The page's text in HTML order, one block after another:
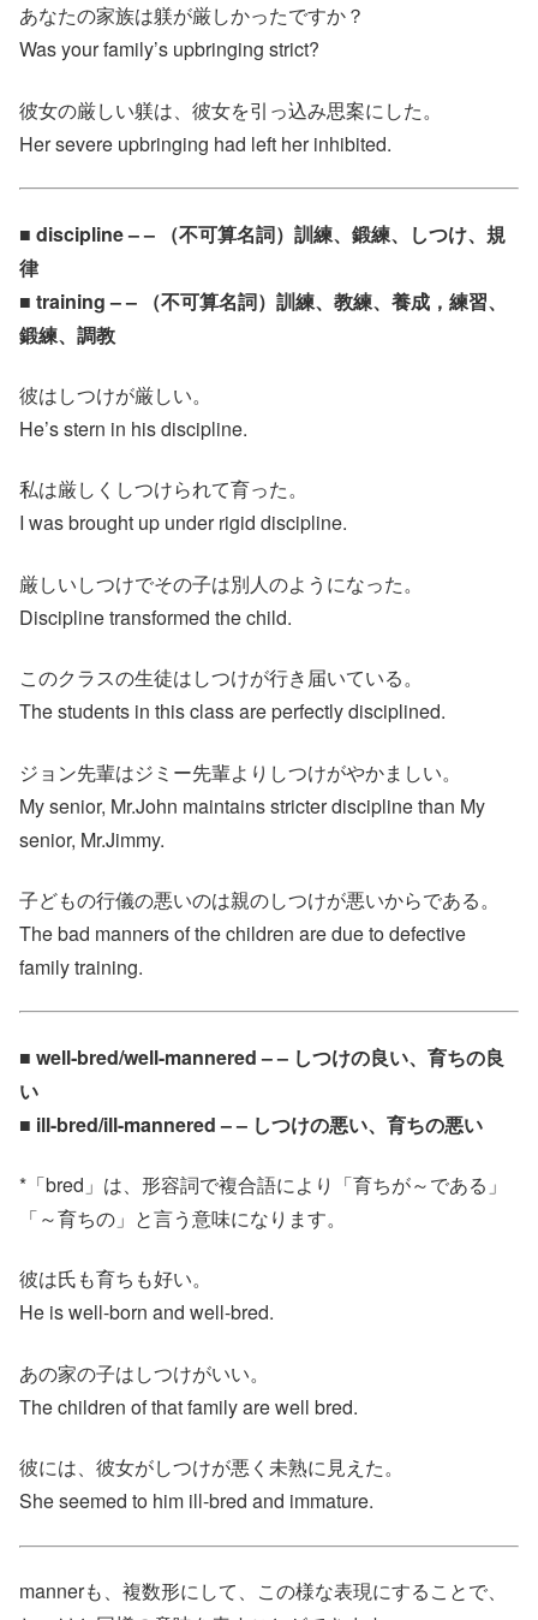
あなたの家族は躾が厳しかったですか？
Was your family’s upbringing strict?
彼女の厳しい躾は、彼女を引っ込み思案にした。
Her severe upbringing had left her inhibited.
■ discipline – – （不可算名詞）訓練、鍛練、しつけ、規
律
■ training – – （不可算名詞）訓練、教練、養成，練習、
鍛練、調教
彼はしつけが厳しい。
He’s stern in his discipline.
私は厳しくしつけられて育った。
I was brought up under rigid discipline.
厳しいしつけでその子は別人のようになった。
Discipline transformed the child.
このクラスの生徒はしつけが行き届いている。
The students in this class are perfectly disciplined.
ジョン先輩はジミー先輩よりしつけがやかましい。
My senior, Mr.John maintains stricter discipline than My
senior, Mr.Jimmy.
子どもの行儀の悪いのは親のしつけが悪いからである。
The bad manners of the children are due to defective
family training.
■ well‐bred/well-mannered – – しつけの良い、育ちの良
い
■ ill-bred/ill-mannered – – しつけの悪い、育ちの悪い
*「bred」は、形容詞で複合語により「育ちが～である」
「～育ちの」と言う意味になります。
彼は氏も育ちも好い。
He is well-born and well-bred.
あの家の子はしつけがいい。
The children of that family are well bred.
彼には、彼女がしつけが悪く未熟に見えた。
She seemed to him ill-bred and immature.
mannerも、複数形にして、この様な表現にすることで、